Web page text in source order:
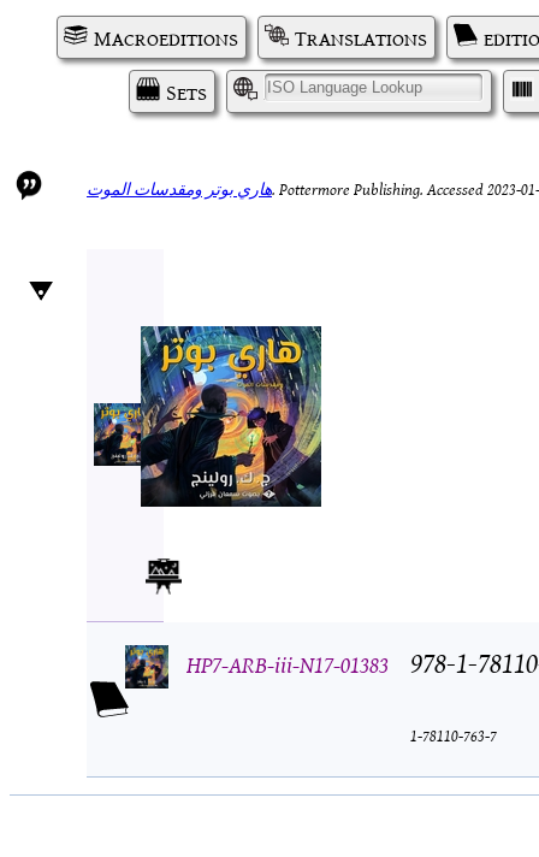
Macroeditions Translations
Sets
I
هاري بوتر ومقدسات الموت.Pottermore Publishing.Accessed 2023-
HP7-ARB-iii-N17-01383 978-1-
1-78110-763-7